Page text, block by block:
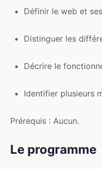
Définir le web et
Distinguer les
Décrire le
Identifier plusieurs
Prérequis : Aucun.
Le programme